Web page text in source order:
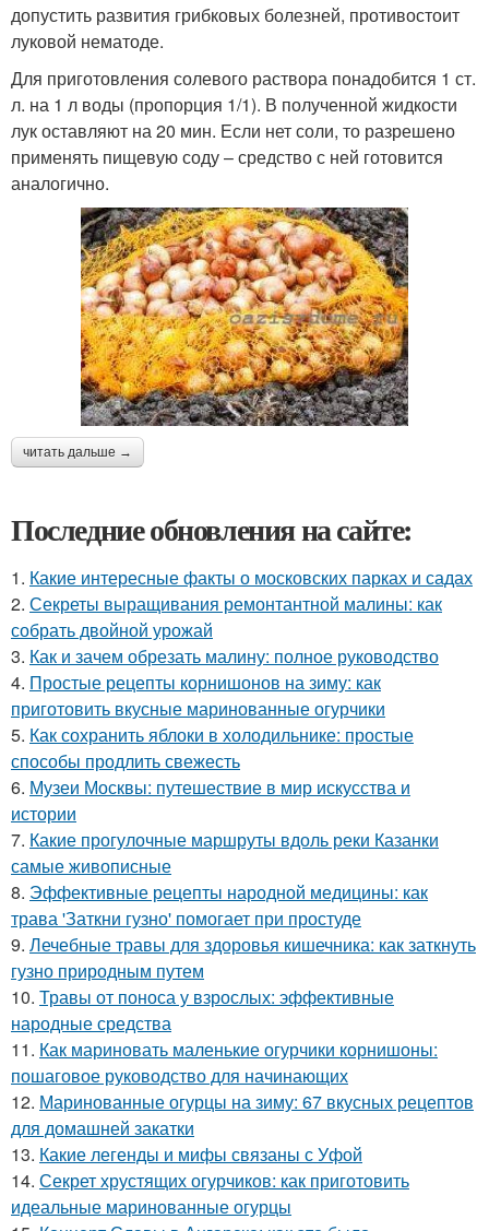
допустить развития грибковых болезней, противостоит
луковой нематоде.
Для приготовления солевого раствора понадобится 1 ст.
л. на 1 л воды (пропорция 1/1). В полученной жидкости
лук оставляют на 20 мин. Если нет соли, то разрешено
применять пищевую соду – средство с ней готовится
аналогично.
читать дальше →
Последние обновления на сайте:
1. Какие интересные факты о московских парках и садах
2. Секреты выращивания ремонтантной малины: как
собрать двойной урожай
3. Как и зачем обрезать малину: полное руководство
4. Простые рецепты корнишонов на зиму: как
приготовить вкусные маринованные огурчики
5. Как сохранить яблоки в холодильнике: простые
способы продлить свежесть
6. Музеи Москвы: путешествие в мир искусства и
истории
7. Какие прогулочные маршруты вдоль реки Казанки
самые живописные
8. Эффективные рецепты народной медицины: как
трава 'Заткни гузно' помогает при простуде
9. Лечебные травы для здоровья кишечника: как заткнуть
гузно природным путем
10. Травы от поноса у взрослых: эффективные
народные средства
11. Как мариновать маленькие огурчики корнишоны:
пошаговое руководство для начинающих
12. Маринованные огурцы на зиму: 67 вкусных рецептов
для домашней закатки
13. Какие легенды и мифы связаны с Уфой
14. Секрет хрустящих огурчиков: как приготовить
идеальные маринованные огурцы